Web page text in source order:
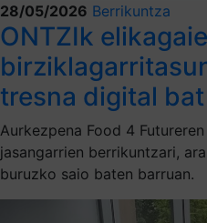
28/05/2026 Berrikuntza
ONTZIk
tresna digital
Aurkezpena Food 4
jasangarrien berrikuntzari,
buruzko saio baten barruan.